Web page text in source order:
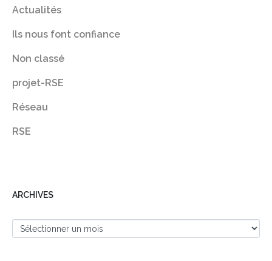
Actualités
Ils nous font confiance
Non classé
projet-RSE
Réseau
RSE
ARCHIVES